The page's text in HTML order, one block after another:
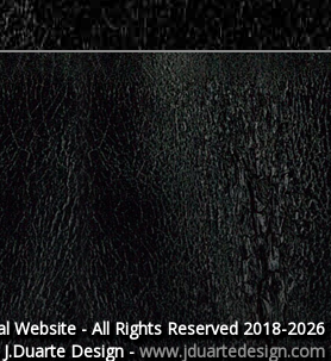
Website - All Rights Reserved 2018-2026
Design -www.jduartedesign.com